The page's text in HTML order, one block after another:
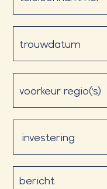
Datum
voorkeur
regio('s)
Investering(Vereist)
bericht